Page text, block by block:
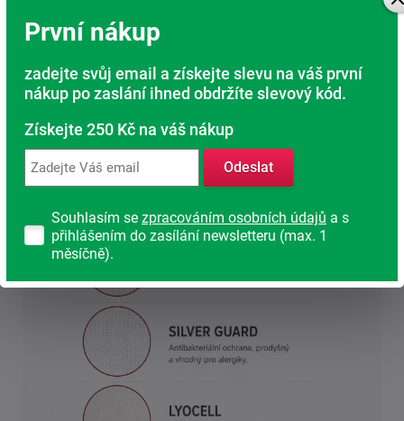
Tento potah má nejvyšší podíl bavlny. Je ideální pro děti
a alergiky a poskytuje maximální možnou ochranu proti
roztočům a plísním.
Silver Guard
Nejhygieničtější provedení potahu díky obsahu stříbra.
Nešetřeme na svém zdraví. Spánek je nejpřirozenější
regenerací našeho těla.
První nákup
zadejte svůj email a získejte slevu na váš první
nákup po zaslání ihned obdržíte slevový kód.
Získejte 250 Kč na váš nákup
Odeslat
Souhlasím se zpracováním osobních údajů a s
přihlášením do zasílání newsletteru (max. 1
měsíčně).